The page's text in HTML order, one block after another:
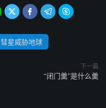
   
彗星威胁地球
下一篇
“闭门羹”是什么羹